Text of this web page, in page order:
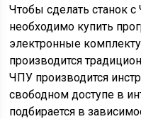
Чтобы сделать станок
необходимо купить
электронные
производится
ЧПУ производится
свободном доступе в
подбирается в